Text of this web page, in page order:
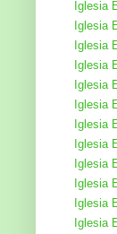
Iglesia
Iglesia
Iglesia
Iglesia
Iglesia
Iglesia
Iglesia
Iglesia
Iglesia
Iglesia
Iglesia
Iglesia